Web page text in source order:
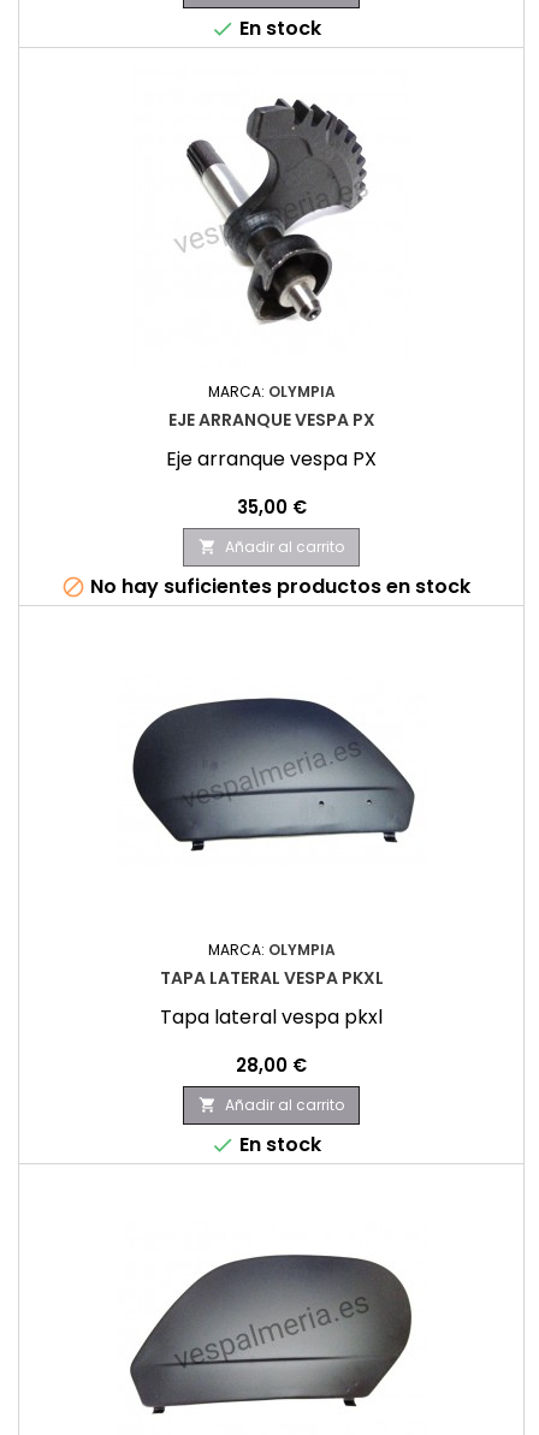
 En stock
MARCA: OLYMPIA
EJE ARRANQUE VESPA PX
Eje arranque vespa PX
Precio
35,00 €
 Añadir al carrito
 No hay suficientes productos en stock
MARCA: OLYMPIA
TAPA LATERAL VESPA PKXL
Tapa lateral vespa pkxl
Precio
28,00 €
 Añadir al carrito
 En stock